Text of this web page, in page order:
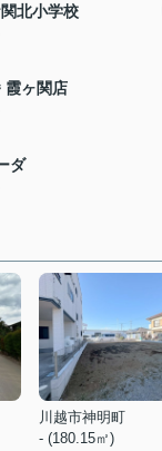
北小学校
霞ヶ関店
ダ
川越市神明町
- (180.15㎡)